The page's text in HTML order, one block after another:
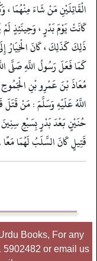
الْقَاتِلَيْنِ مَنْ شَاءَ مِنْهُمَا ،
كَانَتْ يَوْمَ بَدْرٍ ، وَحِينَئِذٍ
ذَلِكَ كَذَلِكَ ، كَانَ الْخِيَارُ
كَمَا فَعَلَ رَسُولُ اللَّهِ صَلَّى
مُعَاذَ بْنَ عَمْرِو بْنِ الْجَمُوحِ
اللَّهُ عَلَيْهِ وَسَلَّمَ : مَنْ قَتَلَ
حُنَيْنٍ بَعْدَ بَدْرٍ بِسَبْعِ سِنِينَ
قَتِيلٍ كَانَ السَّلَبُ لَهُمَا
Books, For any
5902482 or email us